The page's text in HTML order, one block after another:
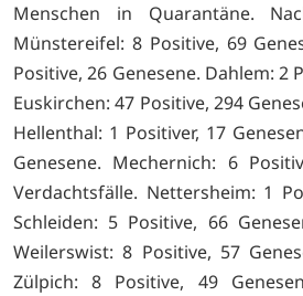
Menschen in Quarantäne.
Münstereifel: 8 Positive, 69
Positive, 26 Genesene. Dahlem: 2
Euskirchen: 47 Positive, 294
Hellenthal: 1 Positiver, 17
Genesene. Mechernich: 6
Verdachtsfälle. Nettersheim: 1
Schleiden: 5 Positive, 66
Weilerswist: 8 Positive, 57
Zülpich: 8 Positive, 49